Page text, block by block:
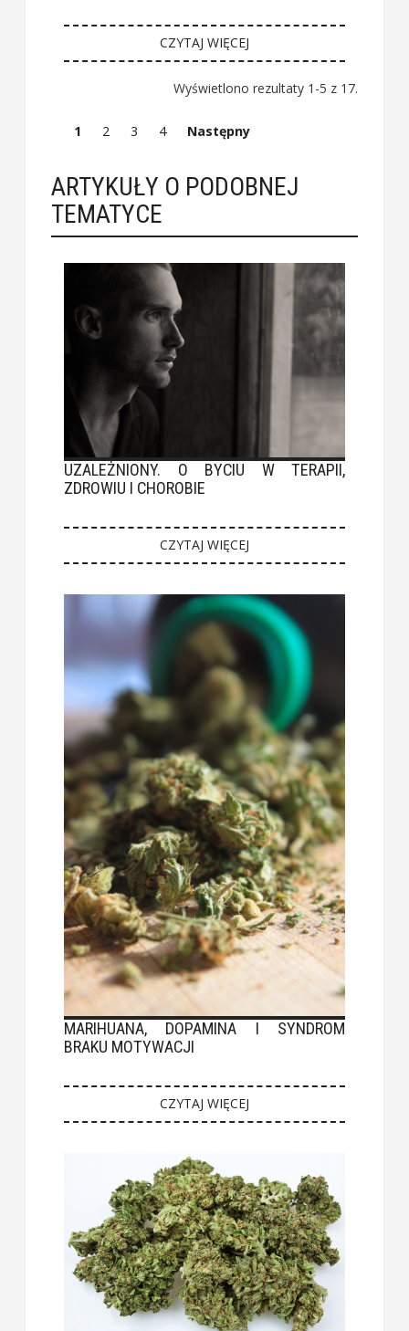
CZYTAJ WIĘCEJ
Wyświetlono rezultaty 1-5 z 17.
1 2 3 4 Następny
ARTYKUŁY O PODOBNEJ
TEMATYCE
UZALEŻNIONY. O BYCIU W TERAPII,
ZDROWIU I CHOROBIE
CZYTAJ WIĘCEJ
MARIHUANA, DOPAMINA I SYNDROM
BRAKU MOTYWACJI
CZYTAJ WIĘCEJ